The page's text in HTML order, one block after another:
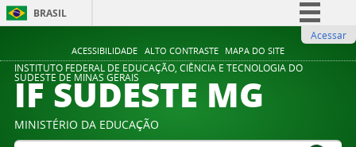
ACESSIBILIDADE ALTO CONTRASTE MAPA DO SITE
BRASIL
Comunica BR
Participe
Legislação
Acessar
INSTITUTO FEDERAL DE EDUCAÇÃO, CIÊNCIA E TECNOLOGIA DO
SUDESTE DE MINAS GERAIS
IF SUDESTE MG
MINISTÉRIO DA EDUCAÇÃO
Buscar no portal